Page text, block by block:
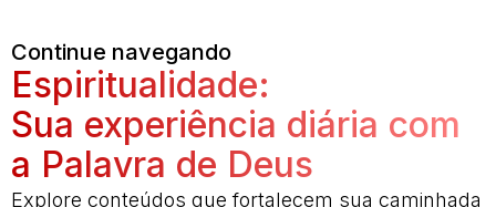
Continue navegando
Espiritualidade:
Sua experiência diária com
a Palavra de Deus
Explore conteúdos que fortalecem sua caminhada